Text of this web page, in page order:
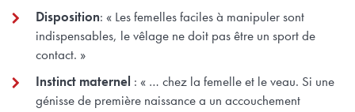
Disposition: « Les femelles faciles à manipuler sont
indispensables, le vêlage ne doit pas être un sport de
contact. »
Instinct maternel : « … chez la femelle et le veau. Si une
génisse de première naissance a un accouchement